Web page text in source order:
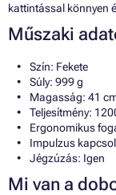
kattintással könnyen
Műszaki
Szín: Fekete
Súly: 999 g
Magasság: 41
Teljesítmény:
Ergonomikus
Impulzus
Jégzúzás: Igen
Mi van a